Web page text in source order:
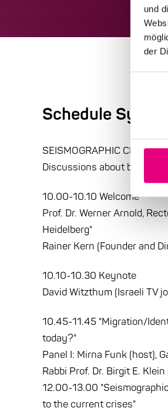
und
der
Schedule
SEISMOGRAPHIC
Discussions about being
10.00-10.10 Welcome
Prof. Dr. Werner Arnold,
Heidelberg"
Rainer Kern (Founder and
10.10-10.30 Keynote
David Witzthum (Israeli TV
10.45-11.45 "Migration/
today?"
Panel I: Mirna Funk (host),
Rabbi Prof. Dr. Birgit E.
12.00-13.00
to the current crises"